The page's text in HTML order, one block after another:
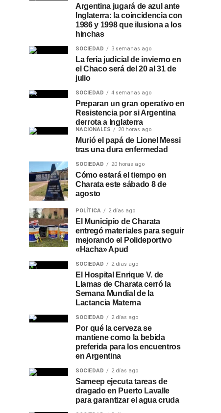
Argentina jugará de azul ante
Inglaterra: la coincidencia con
1986 y 1998 que ilusiona a los
hinchas
SOCIEDAD 3 semanas ago
La feria judicial de invierno en
el Chaco será del 20 al 31 de
julio
SOCIEDAD 4 semanas ago
Preparan un gran operativo en
Resistencia por si Argentina
derrota a Inglaterra
NACIONALES 20 horas ago
Murió el papá de Lionel Messi
tras una dura enfermedad
SOCIEDAD 20 horas ago
Cómo estará el tiempo en
Charata este sábado 8 de
agosto
POLÍTICA 2 días ago
El Municipio de Charata
entregó materiales para seguir
mejorando el Polideportivo
«Hacha» Apud
SOCIEDAD 2 días ago
El Hospital Enrique V. de
Llamas de Charata cerró la
Semana Mundial de la
Lactancia Materna
SOCIEDAD 2 días ago
Por qué la cerveza se
mantiene como la bebida
preferida para los encuentros
en Argentina
SOCIEDAD 2 días ago
Sameep ejecuta tareas de
dragado en Puerto Lavalle
para garantizar el agua cruda